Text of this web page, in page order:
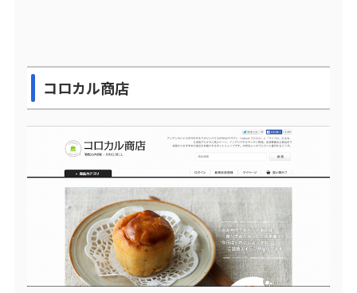
コロカル商店